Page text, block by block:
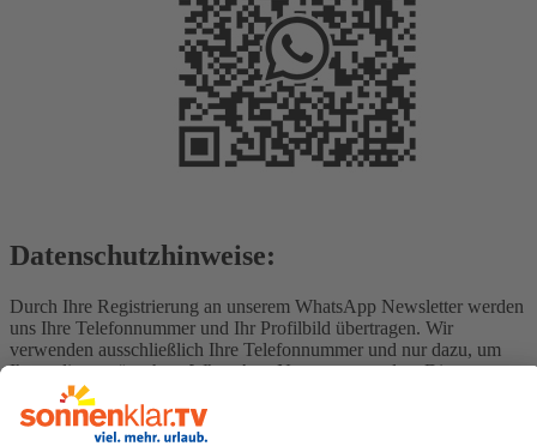
Datenschutzhinweise:
Durch Ihre Registrierung an unserem WhatsApp Newsletter werden
uns Ihre Telefonnummer und Ihr Profilbild übertragen. Wir
verwenden ausschließlich Ihre Telefonnummer und nur dazu, um
Ihnen die gewünschten WhatsApp-News zuzusenden. Die
Kommunikation über WhatsApp erfolgt Ende-zu-Ende-
verschlüsselt.